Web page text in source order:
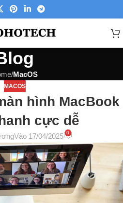
/MacOS
MACOS
hình MacBook
cực dễ
Vào 17/04/2025 0